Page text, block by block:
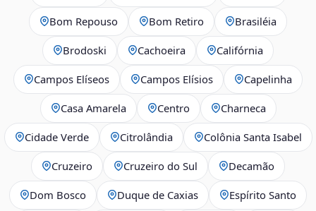
Bom Repouso Bom Retiro Brasiléia
Brodoski Cachoeira Califórnia
Campos Elíseos Campos Elísios Capelinha
Casa Amarela Centro Charneca
Cidade Verde Citrolândia Colônia Santa Isabel
Cruzeiro Cruzeiro do Sul Decamão
Dom Bosco Duque de Caxias Espírito Santo